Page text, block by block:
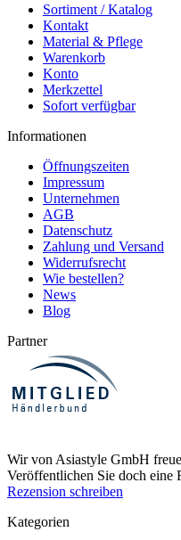
Gute Qualität zum
vernünftigen Preis !
Sortiment / Katalog
Kontakt
Material & Pflege
Warenkorb
Konto
Merkzettel
Sofort verfügbar
Informationen
Öffnungszeiten
Impressum
Unternehmen
AGB
Datenschutz
Zahlung und Versand
Widerrufsrecht
Wie bestellen?
News
Blog
Partner
Wir von Asiastyle GmbH
Veröffentlichen Sie doch eine
Rezension schreiben
Kategorien